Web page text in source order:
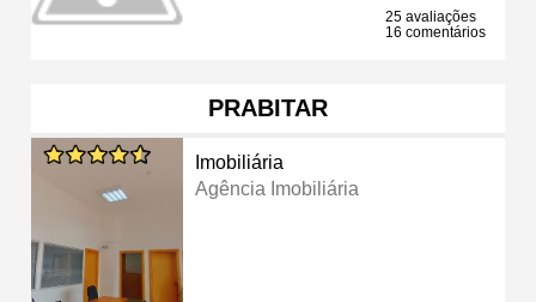
25 avaliações
16 comentários
PRABITAR
Imobiliária
Agência Imobiliária